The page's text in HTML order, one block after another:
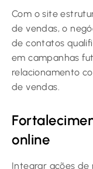
Com o site
de vendas, o
de contatos
em campanhas
relacionamento
de vendas.
online
Integrar ações